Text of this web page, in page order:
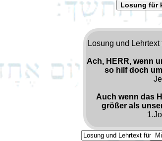
Losung für
Losung und
Ach, HERR, wenn
so hilf doch
Auch wenn das
größer als